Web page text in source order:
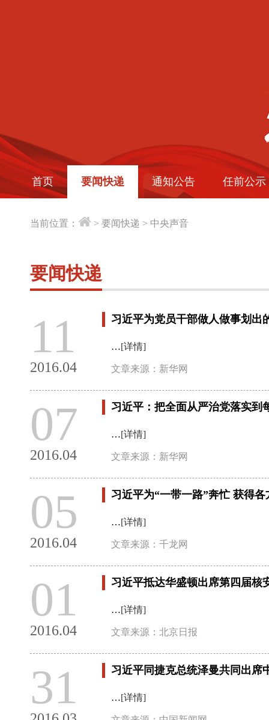
首页 要闻快递 通知公告 任前公示
当前位置： > 要闻快递 > 中央声音
要闻快递
11
2016.04
习近平为党员干部做人做事划出
…[详情]
文章来源：新华网
07
2016.04
习近平：把全面从严治党落实到
…[详情]
文章来源：新华网
05
2016.04
习近平为“一带一路”奔忙 获得
…[详情]
文章来源：千龙网
01
2016.04
习近平抵达华盛顿出席第四届核
…[详情]
文章来源：北京日报
31 习近平同捷克总统泽曼共同出席
…[详情]